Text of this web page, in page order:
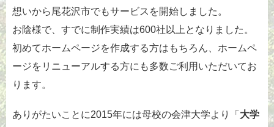
想いから尾花沢市でもサービスを開始しました。
お陰様で、すでに制作実績は600社以上となりました。
初めてホームページを作成する方はもちろん、ホームペ
ージをリニューアルする方にも多数ご利用いただいてお
ります。
ありがたいことに2015年には母校の会津大学より「 大学